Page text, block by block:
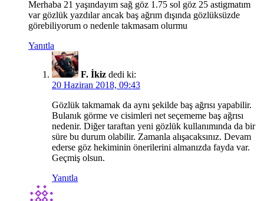
Merhaba 21 yaşındayım sağ göz 1.75 sol göz 25 astigmatım
var gözlük yazdılar ancak baş ağrım dışında gözlüksüzde
görebiliyorum o nedenle takmasam olurmu
Yanıtla
F. İkiz dedi ki:
20 Haziran 2018, 09:43
Gözlük takmamak da aynı şekilde baş ağrısı yapabilir.
Bulanık görme ve cisimleri net seçememe baş ağrısı
nedenir. Diğer taraftan yeni gözlük kullanımında da bir
süre bu durum olabilir. Zamanla alışacaksınız. Devam
ederse göz hekiminin önerilerini almanızda fayda var.
Geçmiş olsun.
Yanıtla